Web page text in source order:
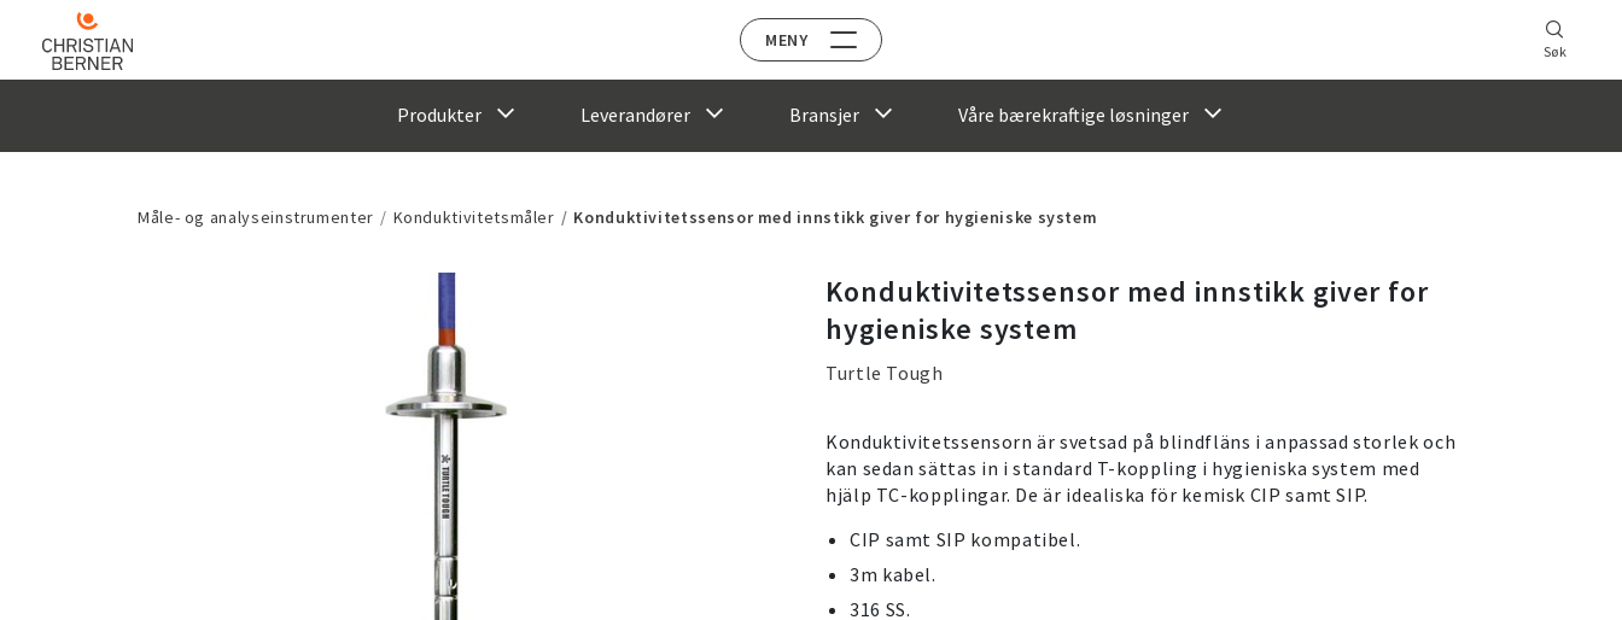
MENY
Søk
Produkter Leverandører Bransjer Våre bærekraftige løsninger
Måle- og analyseinstrumenter Konduktivitetsmåler Konduktivitetssensor med innstikk giver for hygieniske system
Konduktivitetssensor med innstikk giver for
hygieniske system
Turtle Tough
Konduktivitetssensorn är svetsad på blindfläns i anpassad storlek och
kan sedan sättas in i standard T-koppling i hygieniska system med
hjälp TC-kopplingar. De är idealiska för kemisk CIP samt SIP.
CIP samt SIP kompatibel.
3m kabel.
316 SS.